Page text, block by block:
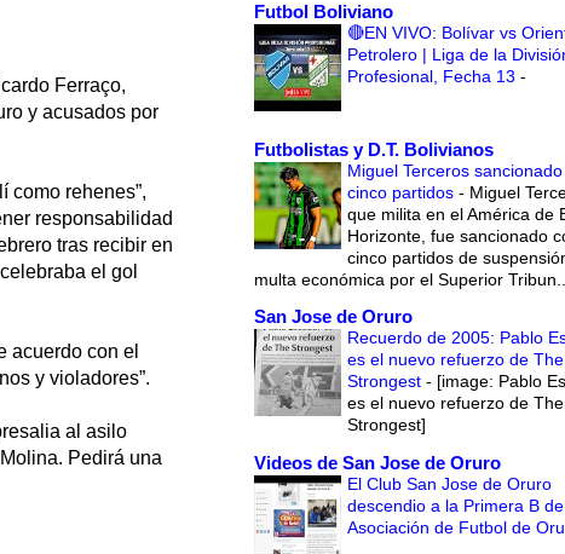
Ferraço,
y acusados por
como rehenes”,
responsabilidad
tras recibir en
el gol
acuerdo con el
y violadores”.
al asilo
Pedirá una
Futbol Boliviano
🔴EN VIVO: Bolívar vs
Petrolero | Liga de la
Profesional, Fecha 13 -
Futbolistas y D.T. Bolivianos
Miguel Terceros
cinco partidos - Miguel
que milita en el América de
Horizonte, fue sancionado
cinco partidos de
multa económica por el Superior
San Jose de Oruro
Recuerdo de 2005: Pablo
es el nuevo refuerzo de The
Strongest - [image: Pablo
es el nuevo refuerzo de The
Strongest]
Videos de San Jose de Oruro
El Club San Jose de Oruro
descendio a la Primera B
Asociación de Futbol de